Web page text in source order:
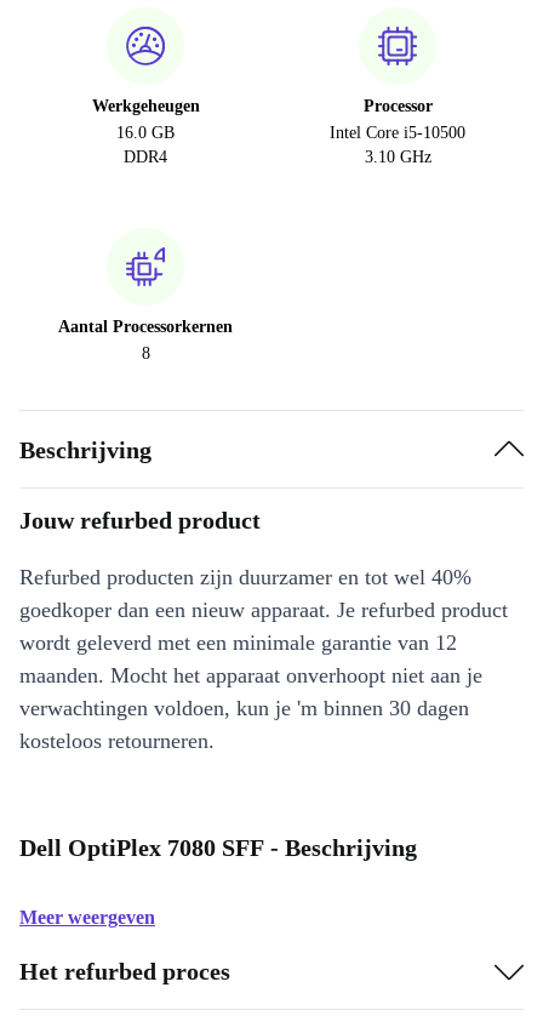
Werkgeheugen
16.0 GB
DDR4
Processor
Intel Core i5-10500
3.10 GHz
Aantal Processorkernen
8
Beschrijving
Jouw refurbed product
Refurbed producten zijn duurzamer en tot wel 40%
goedkoper dan een nieuw apparaat. Je refurbed product
wordt geleverd met een minimale garantie van 12
maanden. Mocht het apparaat onverhoopt niet aan je
verwachtingen voldoen, kun je 'm binnen 30 dagen
kosteloos retourneren.
Dell OptiPlex 7080 SFF - Beschrijving
Meer weergeven
Het refurbed proces